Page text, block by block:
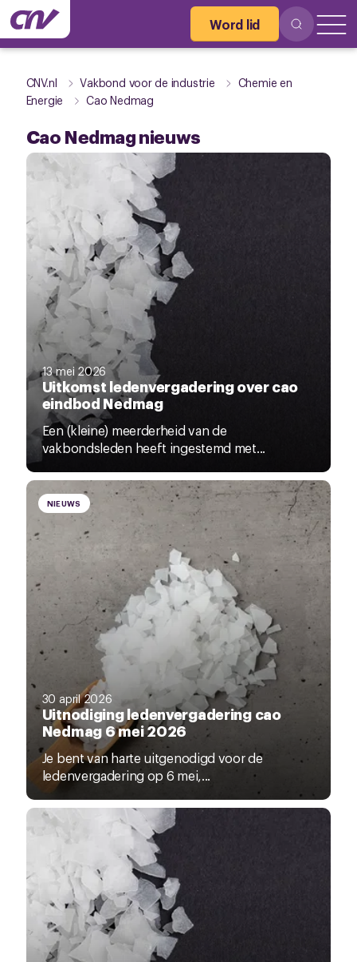
Word lid
CNV.nl Vakbond voor de industrie
Chemie en
Energie
Cao Nedmag
Cao Nedmag nieuws
13 mei 2026
Uitkomst ledenvergadering over cao
eindbod Nedmag
Een (kleine) meerderheid van de
vakbondsleden heeft ingestemd met...
NIEUWS
30 april 2026
Uitnodiging ledenvergadering cao
Nedmag 6 mei 2026
Je bent van harte uitgenodigd voor de
ledenvergadering op 6 mei,...